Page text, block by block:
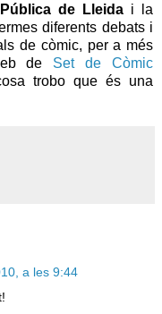
de Lleida i la
diferents debats i
de còmic, per a més
de Set de Còmic
trobo que és una
a les 9:44